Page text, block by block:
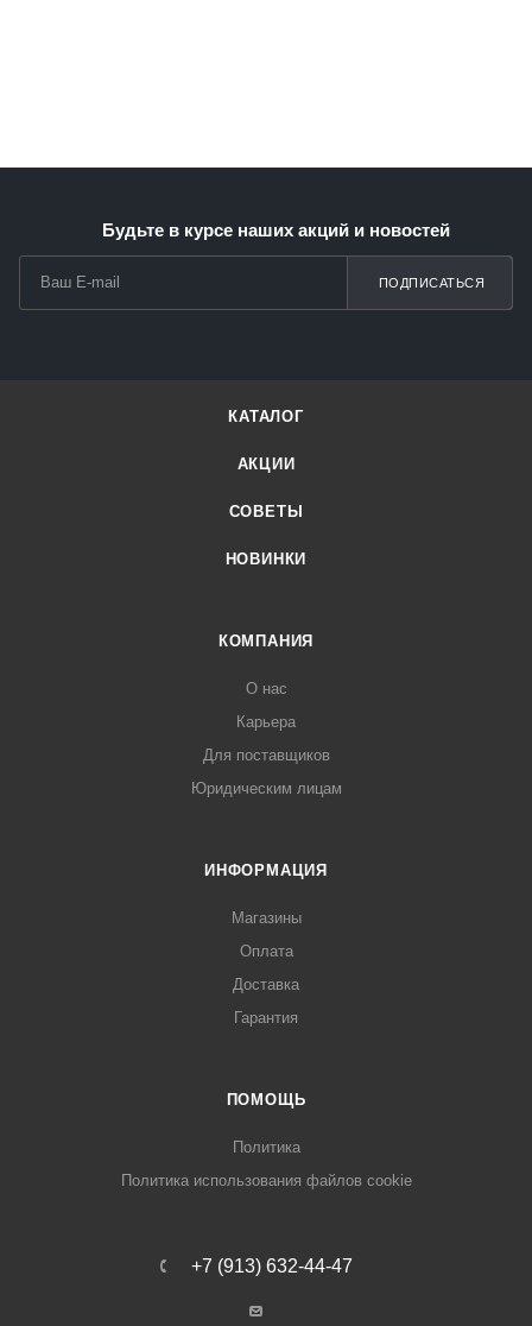
Будьте в курсе наших акций и новостей
ПОДПИСАТЬСЯ
КАТАЛОГ
АКЦИИ
СОВЕТЫ
НОВИНКИ
КОМПАНИЯ
О нас
Карьера
Для поставщиков
Юридическим лицам
ИНФОРМАЦИЯ
Магазины
Оплата
Доставка
Гарантия
ПОМОЩЬ
Политика
Политика использования файлов cookie
+7 (913) 632-44-47